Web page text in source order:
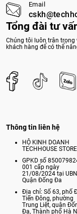
Tổng đài tư
Chúng tôi luôn trân
khách hàng để có thể
Email
Thông tin liên hệ
HỘ KINH DOANH
TECHHOUSE STORE
GPKD số
001 cấp ngày
21/08/2024 tại
Quận Đống Đa
Địa chỉ: Số 63, phố
Tiến Đông, phường
Trung Liệt, quận
Đa, Thành phố Hà